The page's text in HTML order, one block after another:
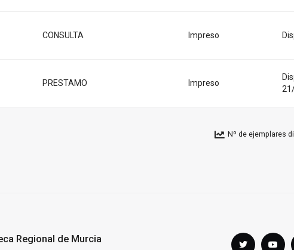
CONSULTA Impreso
PRESTAMO Impreso
Nº de ejemplares
Regional de Murcia
Síguenos
en
Twitter